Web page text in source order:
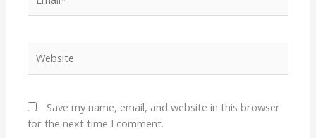
Save my name, email, and website in this browser
for the next time I comment.